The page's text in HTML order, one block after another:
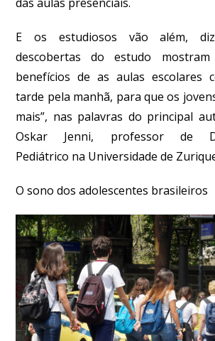
E os estudiosos vão além,
descobertas do estudo
benefícios de as aulas escolares
tarde pela manhã, para que os
mais”, nas palavras do principal
Oskar Jenni, professor de
Pediátrico na Universidade de
O sono dos adolescentes brasileiros